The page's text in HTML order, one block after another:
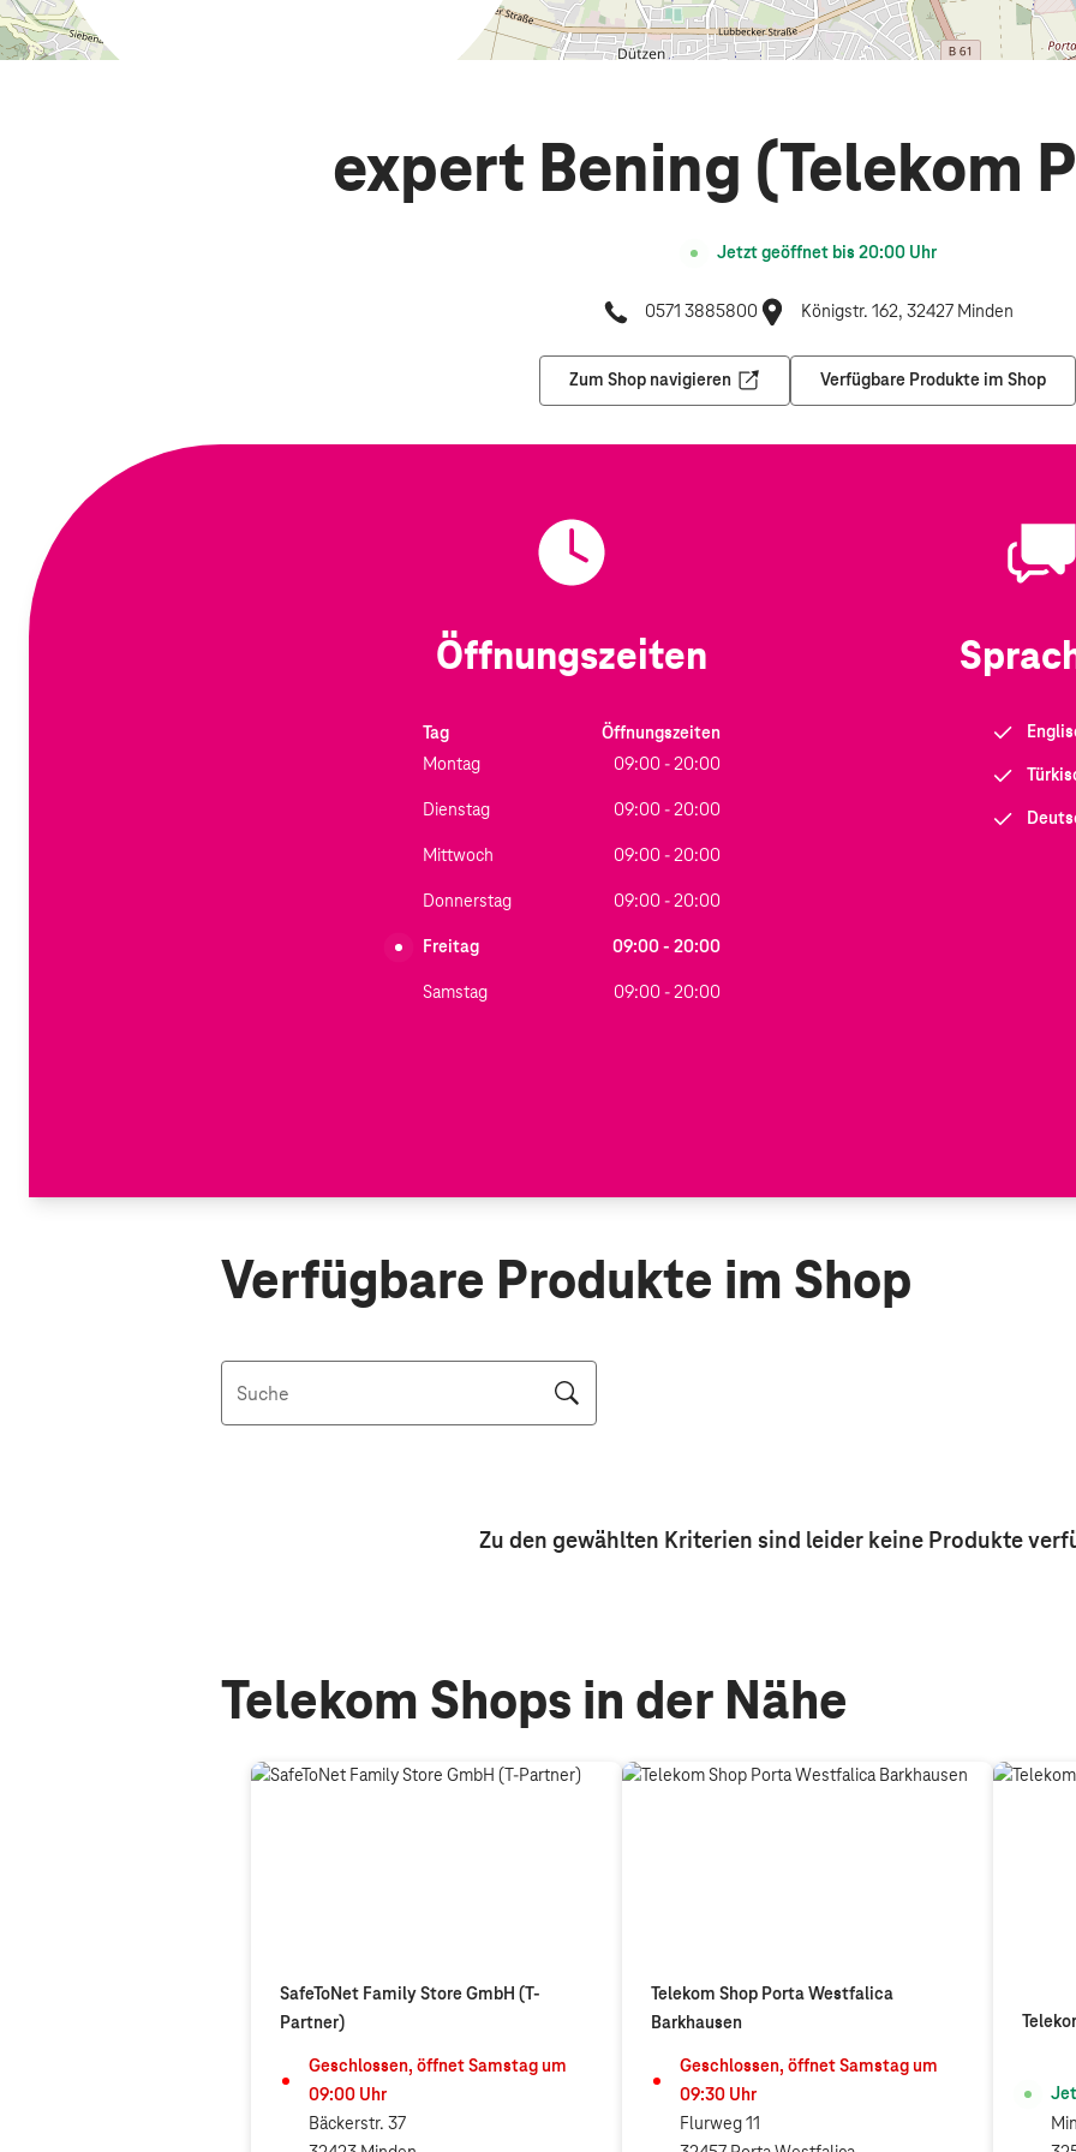
expert Bening (Telekom
Jetzt geöffnet bis 20:00Uhr
0571 3885800 Königstr. 162, 32427 Minden
Zum Shop navigieren
Öffnet in einem neuen Tab
Verfügbare Produkte im Shop
Öffnungszeiten
Tag
Öffnungszeiten
Montag
09:00 - 20:00
Dienstag 09:00 - 20:00
Mittwoch 09:00 - 20:00
Donnerstag 09:00 - 20:00
Freitag 09:00 - 20:00
Samstag 09:00 - 20:00
Verfügbare Produkte im Shop
Suche
Zu den gewählten Kriterien sind leider keine Produkte
Telekom Shops in der Nähe
SafeToNet Family Store GmbH (T-
Partner)
Geschlossen, öffnetSamstagum
09:00Uhr
Bäckerstr. 37
Telekom Shop Porta Westfalica
Barkhausen
Geschlossen, öffnetSamstagum
09:30Uhr
Flurweg 11